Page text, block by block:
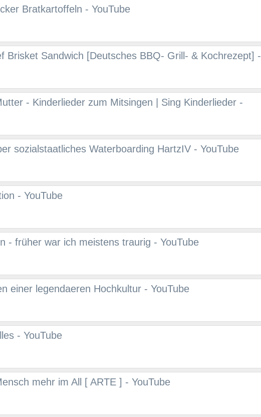
Bratkartoffeln - YouTube
Brisket Sandwich [Deutsches BBQ- Grill- & Kochrezept] -
- Kinderlieder zum Mitsingen | Sing Kinderlieder -
sozialstaatliches Waterboarding HartzIV - YouTube
- YouTube
- früher war ich meistens traurig - YouTube
einer legendaeren Hochkultur - YouTube
- YouTube
mehr im All [ ARTE ] - YouTube